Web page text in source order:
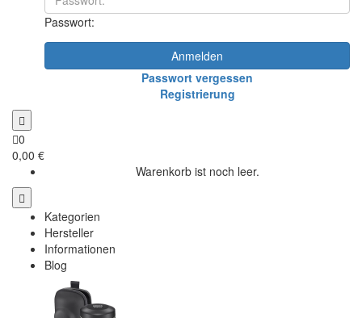
Passwort:
Anmelden
Passwort vergessen
Registrierung
0
0,00 €
Warenkorb ist noch leer.
Kategorien
Hersteller
Informationen
Blog